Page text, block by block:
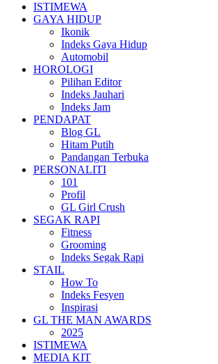
ISTIMEWA
GAYA HIDUP
Ikonik
Indeks Gaya Hidup
Automobil
HOROLOGI
Pilihan Editor
Indeks Jauhari
Indeks Jam
PENDAPAT
Blog GL
Hitam Putih
Pandangan Terbuka
PERSONALITI
101
Profil
GL Girl Crush
SEGAK RAPI
Fitness
Grooming
Indeks Segak Rapi
STAIL
How To
Indeks Fesyen
Inspirasi
GL THE MAN AWARDS
2025
ISTIMEWA
MEDIA KIT